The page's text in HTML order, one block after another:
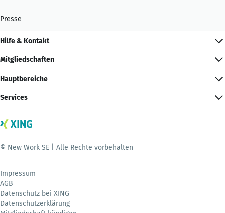
Presse
Hilfe & Kontakt
Mitgliedschaften
Hauptbereiche
Services
© New Work SE | Alle Rechte vorbehalten
Impressum
AGB
Datenschutz bei XING
Datenschutzerklärung